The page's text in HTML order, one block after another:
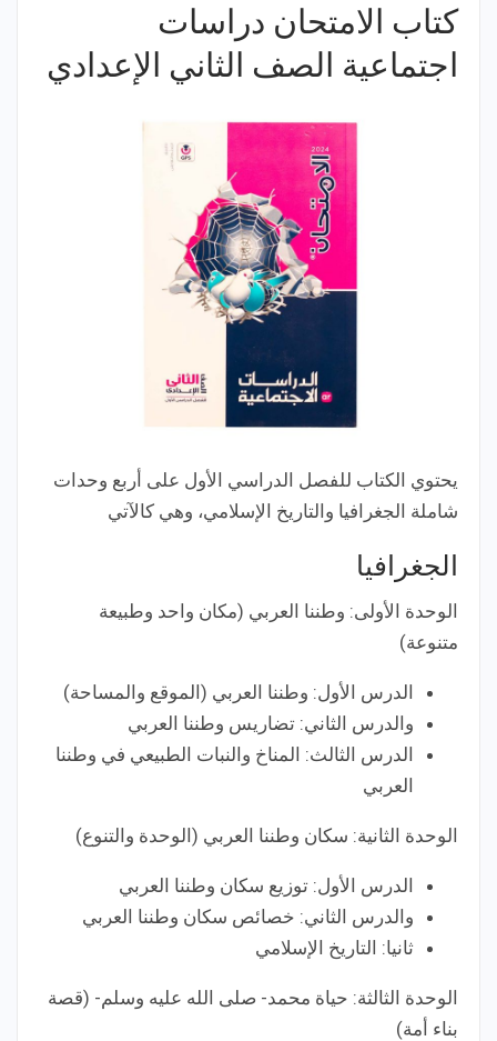
كتاب الامتحان دراسات
اجتماعية الصف الثاني الإعدادي
يحتوي الكتاب للفصل الدراسي الأول على أربع وحدات
شاملة الجغرافيا والتاريخ الإسلامي، وهي كالآتي
الجغرافيا
الوحدة الأولى: وطننا العربي (مكان واحد وطبيعة
متنوعة)
الدرس الأول: وطننا العربي (الموقع والمساحة)
والدرس الثاني: تضاريس وطننا العربي
الدرس الثالث: المناخ والنبات الطبيعي في وطننا
العربي
الوحدة الثانية: سكان وطننا العربي (الوحدة والتنوع)
الدرس الأول: توزيع سكان وطننا العربي
والدرس الثاني: خصائص سكان وطننا العربي
ثانيا: التاريخ الإسلامي
الوحدة الثالثة: حياة محمد- صلى الله عليه وسلم- (قصة
بناء أمة)